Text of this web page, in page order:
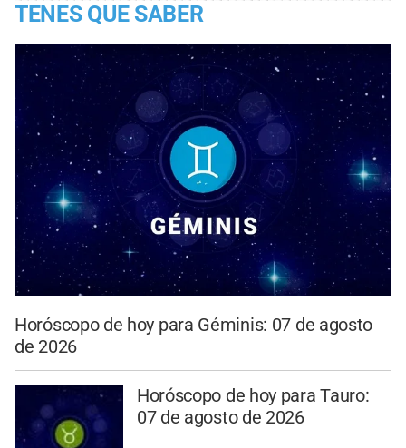
TENES QUE SABER
Horóscopo de hoy para Géminis: 07 de agosto
de 2026
Horóscopo de hoy para Tauro:
07 de agosto de 2026